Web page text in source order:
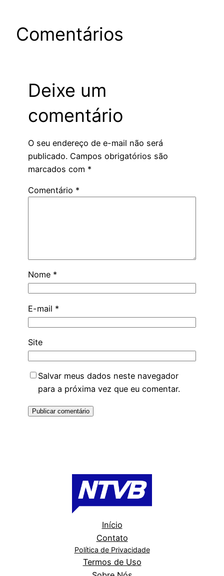
Comentários
Deixe um
comentário
O seu endereço de e-mail não será
publicado. Campos obrigatórios são
marcados com *
Comentário *
Nome *
E-mail *
Site
Salvar meus dados neste navegador
para a próxima vez que eu comentar.
Início
Contato
Política de Privacidade
Termos de Uso